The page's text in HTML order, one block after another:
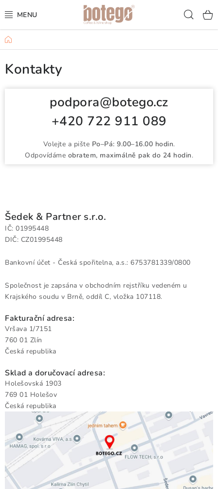
na
KÁVA
FRAPPÉ
ŠUMIVÁ VÍNA
KOKTEJLY & APERITIVY
Doprava a platba
Obchodní podmínky
Podmínky ochrany osobních údajů
Domů
Kontakty
podpora@botego.cz
+420 722 911 089
Volejte a pište Po–Pá: 9.00–16.00 hodin.
Odpovídáme obratem, maximálně pak do 24 hodin.
Šedek & Partner s.r.o.
IČ: 01995448
DIČ: CZ01995448
Bankovní účet - Česká spořitelna, a.s.: 6753781339/0800
Společnost je zapsána v obchodním rejstříku vedeném u
Krajského soudu v Brně, oddíl C, vložka 107118.
Fakturační adresa:
Vršava 1/7151
760 01 Zlín
Česká republika
Sklad a doručovací adresa:
Holešovská 1903
769 01 Holešov
Česká republika